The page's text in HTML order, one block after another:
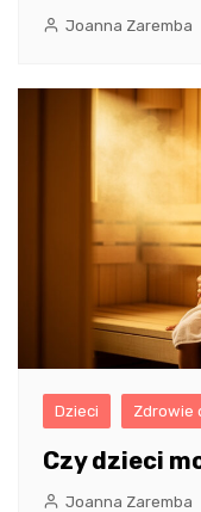
Joanna Zaremba
Dzieci Zdrowie
Czy dzieci
Joanna Zaremba